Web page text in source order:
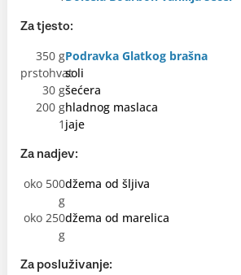
Za tjesto:
350 gPodravka Glatkog brašna
prstohvatsoli
30 gšećera
200 ghladnog maslaca
1 jaje
Za nadjev:
oko 500
g
džema od šljiva
oko 250
g
džema od marelica
Za posluživanje: